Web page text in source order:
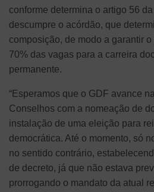
conforme determina o artigo 56
descumpre o acórdão, que
composição, de modo a garantir
70% das vagas para a carreira
permanente.
“Esperamos que o GDF avance
Conselhos com a nomeação de
instalação de uma eleição para
democrática. Até o momento, só
no sentido contrário,
de decreto, já que não estava
prorrogando o mandato da atual